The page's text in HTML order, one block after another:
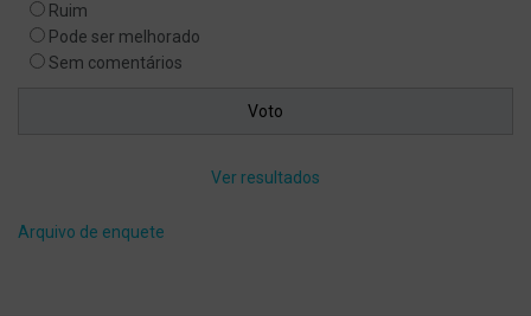
Ruim
Pode ser melhorado
Sem comentários
Ver resultados
Arquivo de enquete